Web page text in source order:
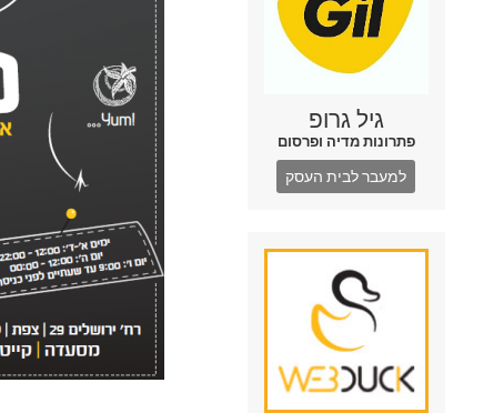
גיל גרופ
פתרונות מדיה ופרסום
למעבר לבית העסק